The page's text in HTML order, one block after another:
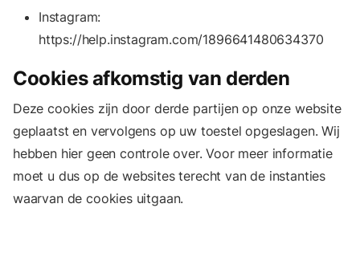
Instagram:
https://help.instagram.com/1896641480634370
Cookies afkomstig van derden
Deze cookies zijn door derde partijen op onze website
geplaatst en vervolgens op uw toestel opgeslagen. Wij
hebben hier geen controle over. Voor meer informatie
moet u dus op de websites terecht van de instanties
waarvan de cookies uitgaan.